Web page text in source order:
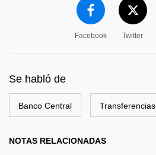
Facebook Twitter
Se habló de
Banco Central Transferencias
NOTAS RELACIONADAS